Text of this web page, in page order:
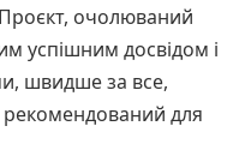
Проєкт, очолюваний
успішним досвідом і
швидше за все,
рекомендований для